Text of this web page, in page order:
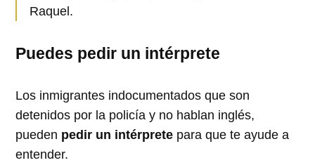
Raquel.
Puedes pedir un intérprete
Los inmigrantes indocumentados que son
detenidos por la policía y no hablan inglés,
pueden pedir un intérprete para que te ayude a
entender.